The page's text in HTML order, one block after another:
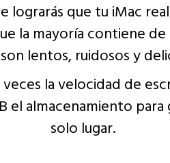
lograrás que tu iMac
la mayoría contiene
lentos, ruidosos y
la velocidad de
el almacenamiento
solo lugar.